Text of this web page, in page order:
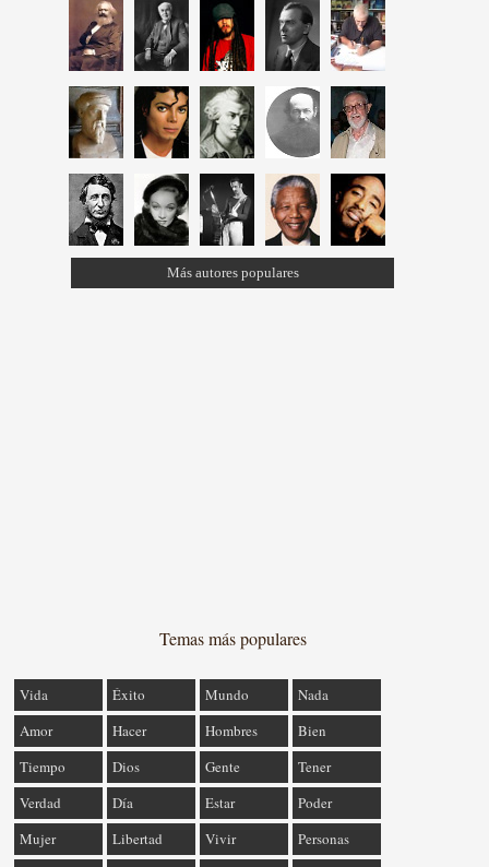
Más autores populares
Temas más populares
Vida Éxito Mundo
Nada
Amor
Hacer Hombres
Bien
Tiempo
Dios Gente
Tener
Verdad
Día Estar
Poder
Mujer
Libertad Vivir
Personas